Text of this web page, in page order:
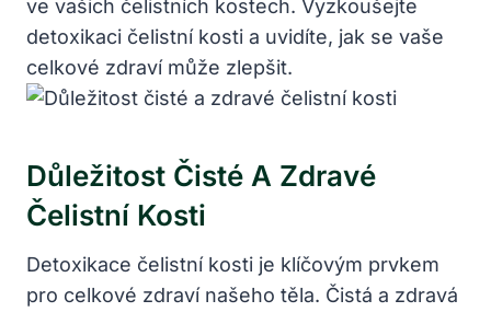
ve vašich čelistních kostech. Vyzkoušejte
detoxikaci čelistní kosti a uvidíte, jak se vaše
celkové zdraví může zlepšit.
Důležitost Čisté A Zdravé
Čelistní Kosti
Detoxikace čelistní kosti je klíčovým prvkem
pro celkové zdraví našeho těla. Čistá a zdravá